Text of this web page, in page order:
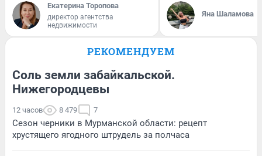
Екатерина Торопова
директор агентства
недвижимости
Яна Шаламова
РЕКОМЕНДУЕМ
Соль земли забайкальской.
Нижегородцевы
12 часов 8 479 7
Сезон черники в Мурманской области: рецепт
хрустящего ягодного штрудель за полчаса